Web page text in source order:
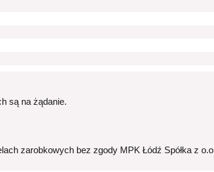
są na żądanie.
zarobkowych bez zgody MPK Łódź Spółka z o.o